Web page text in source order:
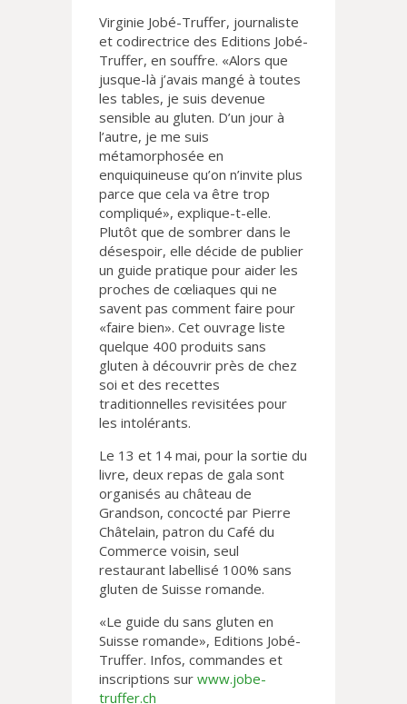
Virginie Jobé-Truffer, journaliste
et codirectrice des Editions Jobé-
Truffer, en souffre. «Alors que
jusque-là j’avais mangé à toutes
les tables, je suis devenue
sensible au gluten. D’un jour à
l’autre, je me suis
métamorphosée en
enquiquineuse qu’on n’invite plus
parce que cela va être trop
compliqué», explique-t-elle.
Plutôt que de sombrer dans le
désespoir, elle décide de publier
un guide pratique pour aider les
proches de cœliaques qui ne
savent pas comment faire pour
«faire bien». Cet ouvrage liste
quelque 400 produits sans
gluten à découvrir près de chez
soi et des recettes
traditionnelles revisitées pour
les intolérants.
Le 13 et 14 mai, pour la sortie du
livre, deux repas de gala sont
organisés au château de
Grandson, concocté par Pierre
Châtelain, patron du Café du
Commerce voisin, seul
restaurant labellisé 100% sans
gluten de Suisse romande.
«Le guide du sans gluten en
Suisse romande», Editions Jobé-
Truffer. Infos, commandes et
inscriptions sur www.jobe-
truffer.ch